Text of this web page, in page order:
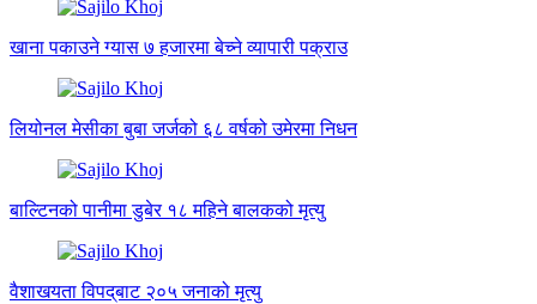
खाना पकाउने ग्यास ७ हजारमा बेच्ने व्यापारी पक्राउ
लियोनल मेसीका बुबा जर्जको ६८ वर्षको उमेरमा निधन
बाल्टिनको पानीमा डुबेर १८ महिने बालकको मृत्यु
वैशाखयता विपद्‌बाट २०५ जनाको मृत्यु